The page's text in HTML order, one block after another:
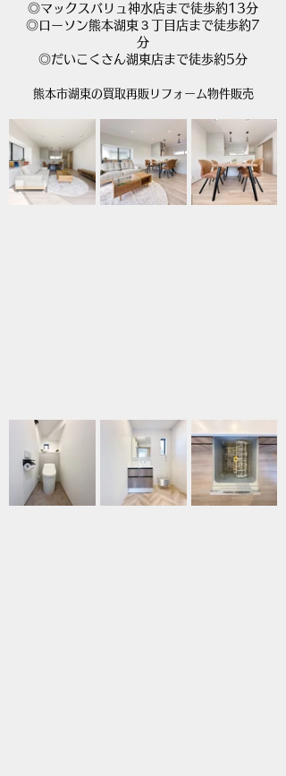
◎マックスバリュ神水店まで徒歩約13分
◎ローソン熊本湖東３丁目店まで徒歩約7
分
◎だいこくさん湖東店まで徒歩約5分
熊本市湖東の買取再販リフォーム物件販売